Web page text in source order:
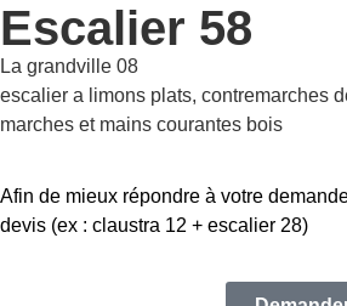
Escalier 58
La grandville 08
escalier a limons plats, contremarches
marches et mains courantes bois
Afin de mieux répondre à votre
devis (ex : claustra 12 + escalier 28)